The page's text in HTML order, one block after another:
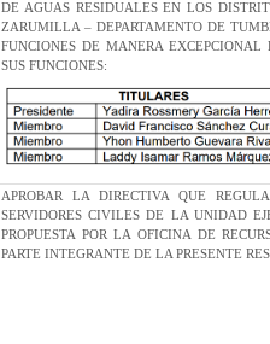
DE AGUAS RESIDUALES EN LOS
ZARUMILLA – DEPARTAMENTO DE
FUNCIONES DE MANERA
SUS FUNCIONES:
APROBAR LA DIRECTIVA QUE
SERVIDORES CIVILES DE LA UNIDAD
PROPUESTA POR LA OFICINA DE
PARTE INTEGRANTE DE LA PRESENTE